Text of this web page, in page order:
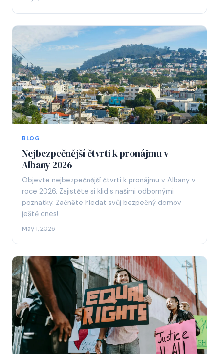
BLOG
Nejbezpečnější čtvrti k pronájmu v
Albany 2026
Objevte nejbezpečnější čtvrti k pronájmu v Albany v
roce 2026. Zajistěte si klid s našimi odbornými
poznatky. Začněte hledat svůj bezpečný domov
ještě dnes!
May 1, 2026